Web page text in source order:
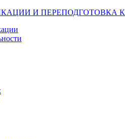
И ПЕРЕПОДГОТОВКА